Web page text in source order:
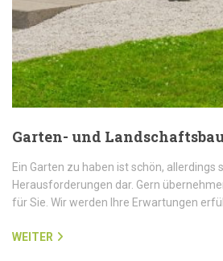
Garten- und
Ein Garten zu haben ist schön,
Herausforderungen dar. Gern
für Sie. Wir werden Ihre Erwartungen
WEITER